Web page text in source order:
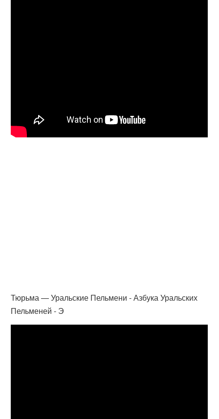
Тюрьма — Уральские Пельмени - Азбука Уральских
Пельменей - Э